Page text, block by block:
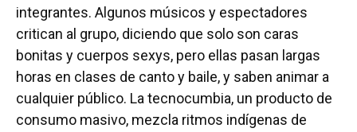
integrantes. Algunos músicos y espectadores
critican al grupo, diciendo que solo son caras
bonitas y cuerpos sexys, pero ellas pasan largas
horas en clases de canto y baile, y saben animar a
cualquier público. La tecnocumbia, un producto de
consumo masivo, mezcla ritmos indígenas de